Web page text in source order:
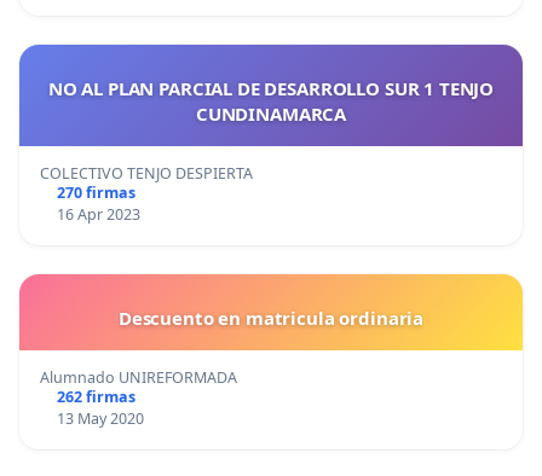
NO AL PLAN PARCIAL DE DESARROLLO SUR 1 TENJO
CUNDINAMARCA
COLECTIVO TENJO DESPIERTA
270 firmas
16 Apr 2023
Descuento en matricula ordinaria
Alumnado UNIREFORMADA
262 firmas
13 May 2020